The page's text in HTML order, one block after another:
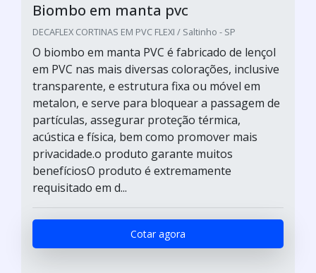
Biombo em manta pvc
DECAFLEX CORTINAS EM PVC FLEXI / Saltinho - SP
O biombo em manta PVC é fabricado de lençol
em PVC nas mais diversas colorações, inclusive
transparente, e estrutura fixa ou móvel em
metalon, e serve para bloquear a passagem de
partículas, assegurar proteção térmica,
acústica e física, bem como promover mais
privacidade.o produto garante muitos
benefíciosO produto é extremamente
requisitado em d...
Cotar agora